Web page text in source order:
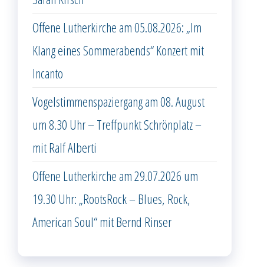
Offene Lutherkirche am 05.08.2026: „Im
Klang eines Sommerabends“ Konzert mit
Incanto
Vogelstimmenspaziergang am 08. August
um 8.30 Uhr – Treffpunkt Schrönplatz –
mit Ralf Alberti
Offene Lutherkirche am 29.07.2026 um
19.30 Uhr: „RootsRock – Blues, Rock,
American Soul“ mit Bernd Rinser